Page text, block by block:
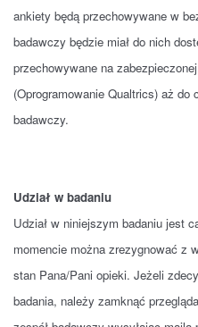
ankiety będą przechowywane w
badawczy będzie miał do nich
przechowywane na
(Oprogramowanie Qualtrics) aż do
badawczy.
Udział w badaniu
Udział w niniejszym badaniu jest
momencie można zrezygnować z
stan Pana/Pani opieki. Jeżeli
badania, należy zamknąć